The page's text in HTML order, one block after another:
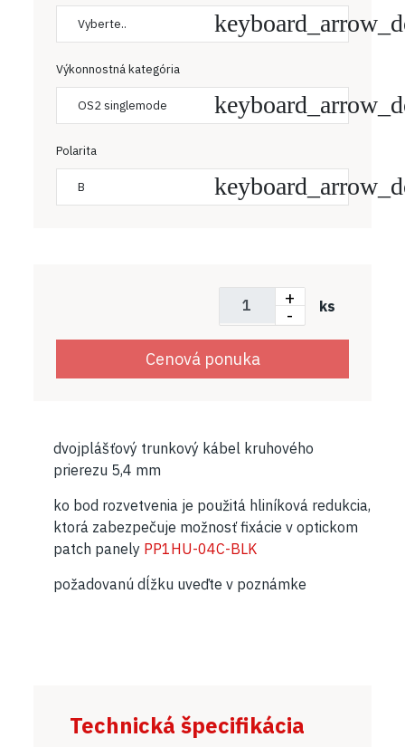
Vyberte..
Výkonnostná kategória
OS2 singlemode
Polarita
B
+
- ks
Cenová ponuka
dvojplášťový trunkový kábel kruhového
prierezu 5,4 mm
ko bod rozvetvenia je použitá hliníková redukcia,
ktorá zabezpečuje možnosť fixácie v optickom
patch panely PP1HU-04C-BLK
požadovanú dĺžku uveďte v poznámke
Technická špecifikácia